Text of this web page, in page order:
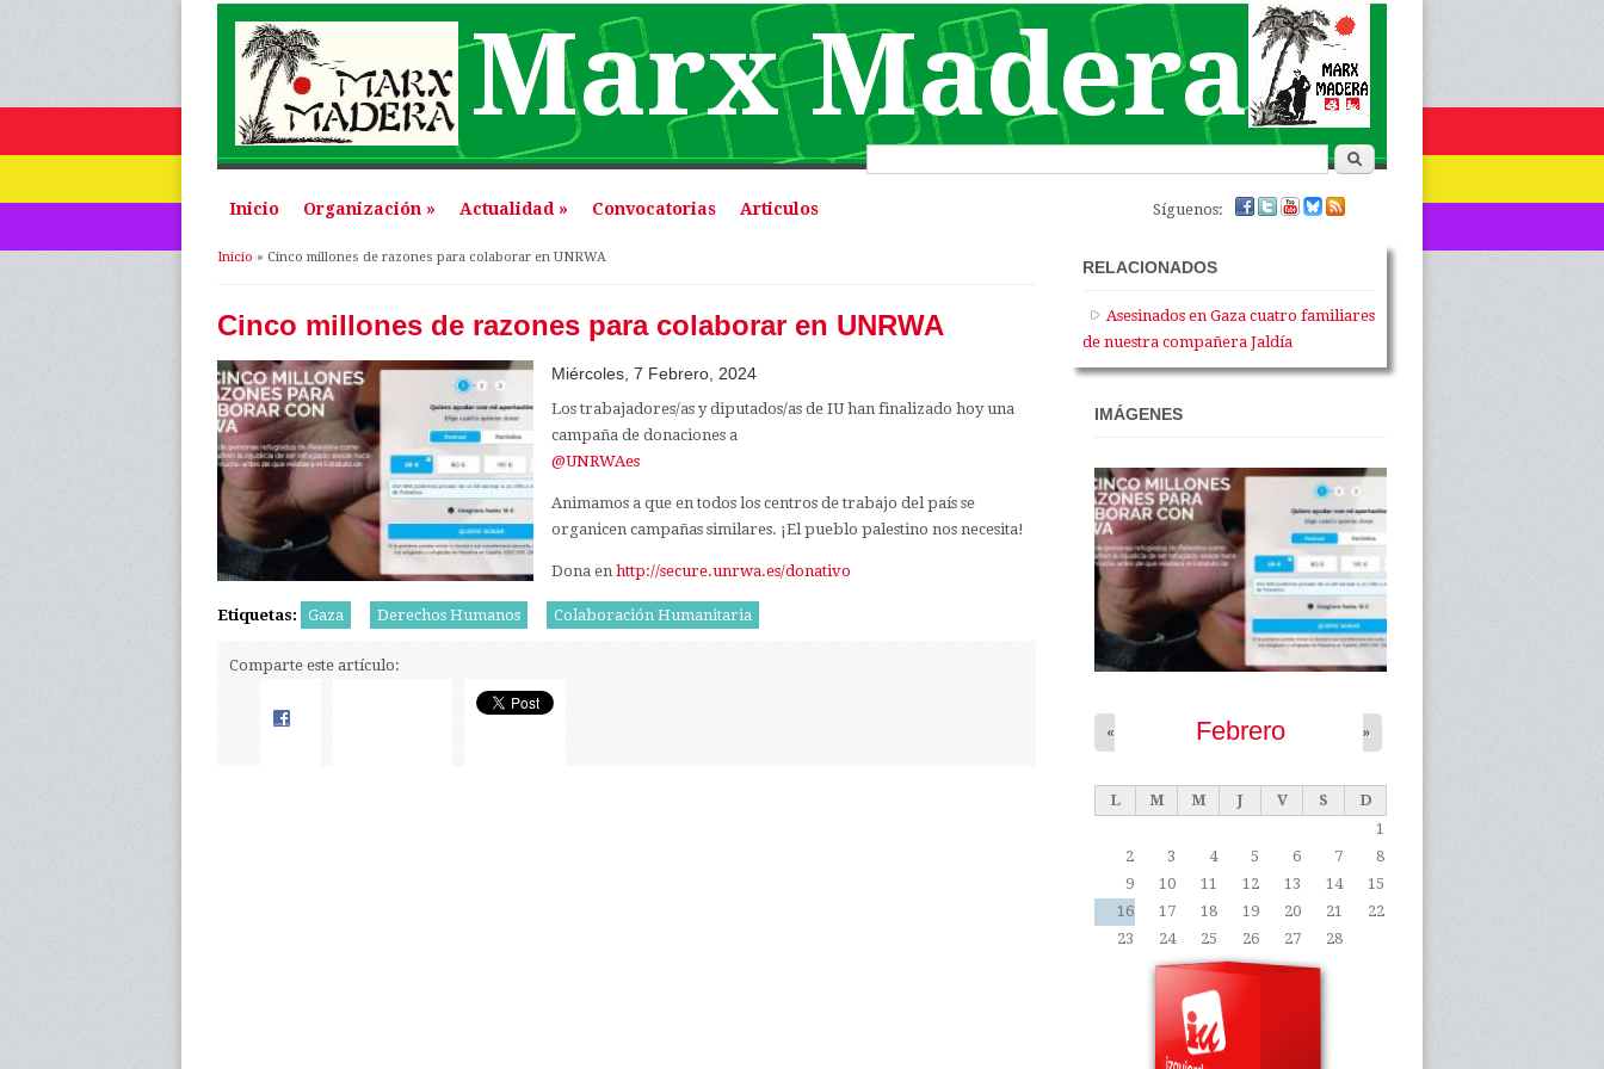
Marx Madera
Buscar
Inicio Organización » Actualidad » Convocatorias Articulos Síguenos:
Se encuentra usted aquí
Inicio » Cinco millones de razones para colaborar en UNRWA
Cinco millones de razones para colaborar en UNRWA
Miércoles, 7 Febrero, 2024
Los trabajadores/as y diputados/as de IU han finalizado hoy una
campaña de donaciones a
@UNRWAes
Animamos a que en todos los centros de trabajo del país se
organicen campañas similares. ¡El pueblo palestino nos necesita!
Dona en http://secure.unrwa.es/donativo
Etiquetas: Gaza Derechos Humanos Colaboración Humanitaria
Comparte este artículo:
RELACIONADOS
Asesinados en Gaza cuatro familiares
de nuestra compañera Jaldía
IMÁGENES
Febrero
« »
L M M J V S
D
1
2
3 4 5 6 7
8
9
10 11 12 13 14
15
16
17 18 19 20 21
22
23
24 25 26 27 28